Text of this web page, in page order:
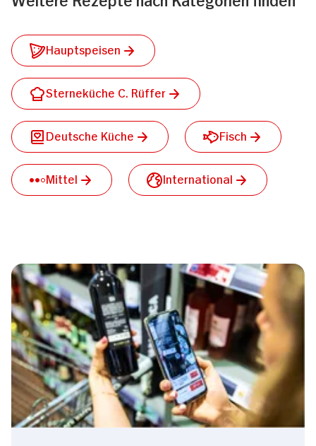
Hauptspeisen
Sterneküche C. Rüffer
Deutsche Küche Fisch
Mittel International